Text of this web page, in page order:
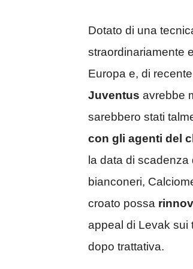
Dotato di una
straordinariamente
Europa e, di
Juventus avrebbe
sarebbero stati
con gli agenti del
la data di
bianconeri,
croato possa
appeal di Levak sui
dopo trattativa.